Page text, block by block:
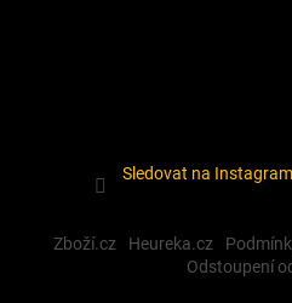
Sledovat na
Zboží.cz Heureka.cz
Odstoupení